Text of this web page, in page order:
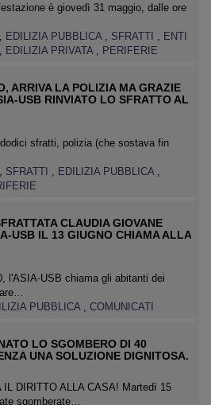
è giovedì 31 maggio, dalle ore
, EDILIZIA PUBBLICA , SFRATTI , ENTI
, EDILIZIA PRIVATA , PERIFERIE
ARRIVA LA POLIZIA MA GRAZIE
USB RINVIATO LO SFRATTO AL
sfratti, polizia (che sostava fin
, SFRATTI , EDILIZIA PUBBLICA ,
CLAUDIA GIOVANE
USB IL 13 GIUGNO CHIAMA ALLA
l'ASIA-USB chiama gli abitanti dei
PUBBLICA , COMUNICATI
LO SGOMBERO DI 40
UNA SOLUZIONE DIGNITOSA.
IL DIRITTO ALLA CASA! Martedì 15
sgomberate…